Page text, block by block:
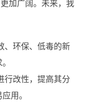
加广阔。未来，我
、环保、低毒的新
行改性，提高其分
用。